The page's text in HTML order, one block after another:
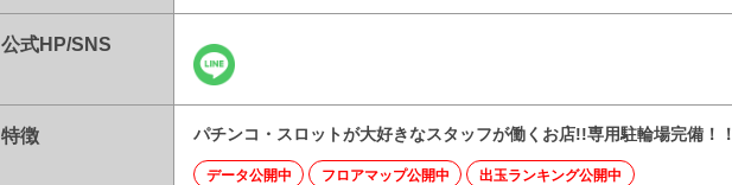
公式HP/SNS
特徴 パチンコ・スロットが大好きなスタッフが働くお店!!専用駐輪場完備！！
データ公開中 フロアマップ公開中 出玉ランキング公開中